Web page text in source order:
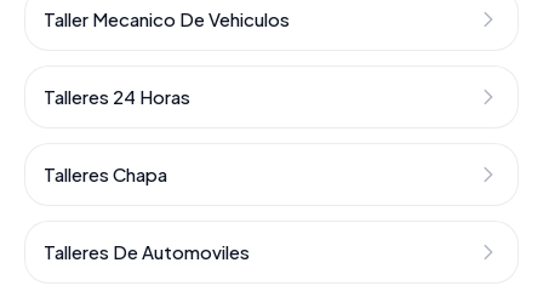
Taller Mecanico De Vehiculos
Talleres 24 Horas
Talleres Chapa
Talleres De Automoviles